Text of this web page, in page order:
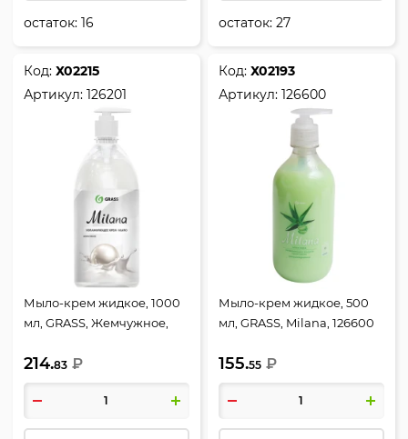
остаток:16 остаток:27
Код:Х02215
Артикул:126201
Мыло-крем жидкое, 1000
мл, GRASS, Жемчужное,
214.83 ₽
Код:Х02193
Артикул:126600
Мыло-крем жидкое, 500
мл, GRASS, Milana, 126600
155.55 ₽